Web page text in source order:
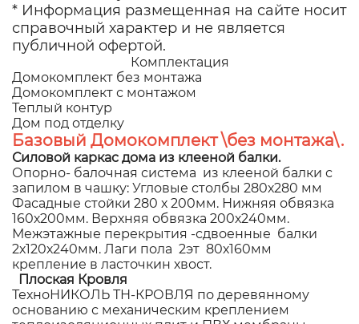
* Информация размещенная на сайте носит
справочный характер и не является
публичной офертой.
Комплектация
Домокомплект без монтажа
Домокомплект с монтажом
Теплый контур
Дом под отделку
Базовый Домокомплект \без монтажа\.
Силовой каркас дома из клееной балки.
Опорно- балочная система из клееной балки с
запилом в чашку: Угловые столбы 280х280 мм
Фасадные стойки 280 х 200мм. Нижняя обвязка
160х200мм. Верхняя обвязка 200х240мм.
Межэтажные перекрытия -сдвоенные балки
2х120х240мм. Лаги пола 2эт 80х160мм
крепление в ласточкин хвост.
Плоская Кровля
ТехноНИКОЛЬ ТН-КРОВЛЯ по деревянному
основанию с механическим креплением